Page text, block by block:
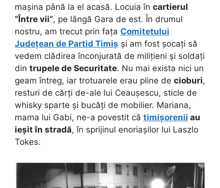
mașina până la el acasă. Locuia în cartierul
“Între vii”, pe lângă Gara de est. În drumul
nostru, am trecut prin fața Comitetului
Județean de Partid Timiș și am fost șocați să
vedem clădirea înconjurată de milițieni și soldați
din trupele de Securitate. Nu mai exista nici un
geam întreg, iar trotuarele erau pline de cioburi,
resturi de cărți de-ale lui Ceaușescu, sticle de
whisky sparte și bucăți de mobilier. Mariana,
mama lui Gabi, ne-a povestit că timișorenii au
ieșit în stradă, în sprijinul enoriașilor lui Laszlo
Tokes.